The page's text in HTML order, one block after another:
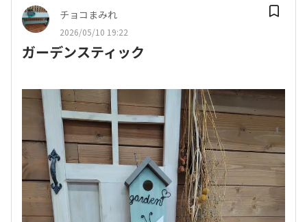
チョコまみれ
2026/05/10 19:22
ガーデンスティック